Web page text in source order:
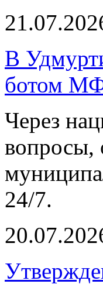
В
ботом
Через
вопросы,
24/7.